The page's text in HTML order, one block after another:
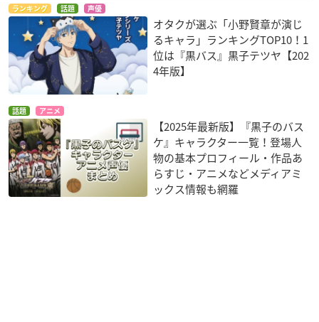
ランキング 話題 声優
オタクが選ぶ「小野賢章が演じ
るキャラ」ランキングTOP10！1
位は『黒バス』黒子テツヤ【202
4年版】
話題 アニメ
【2025年最新版】『黒子のバス
ケ』キャラクター一覧！登場人
物の基本プロフィール・作品あ
らすじ・アニメなどメディアミ
ックス情報も網羅